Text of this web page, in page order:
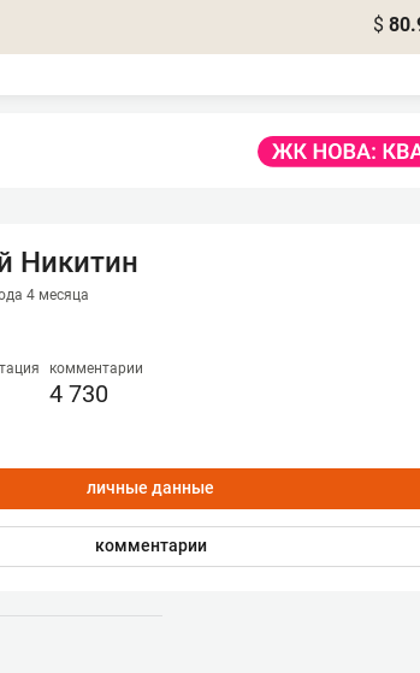
$
Никитин
4 месяца
комментарии
4 730
личные данные
комментарии